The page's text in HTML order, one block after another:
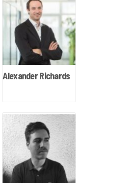
Alexander Richards